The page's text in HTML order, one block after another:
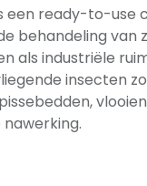
een ready-to-use
behandeling van
als industriële
insecten